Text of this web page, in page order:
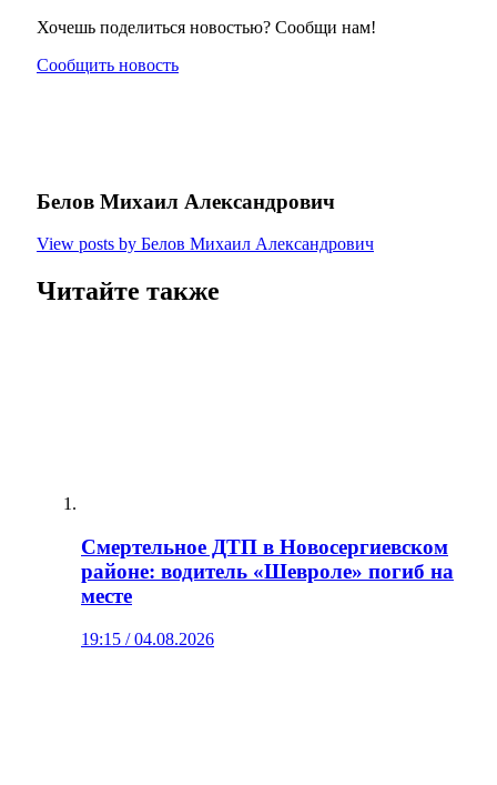
Хочешь поделиться новостью? Сообщи нам!
Сообщить новость
Белов Михаил Александрович
View posts by Белов Михаил Александрович
Читайте также
Смертельное ДТП в Новосергиевском
районе: водитель «Шевроле» погиб на
месте
19:15 / 04.08.2026